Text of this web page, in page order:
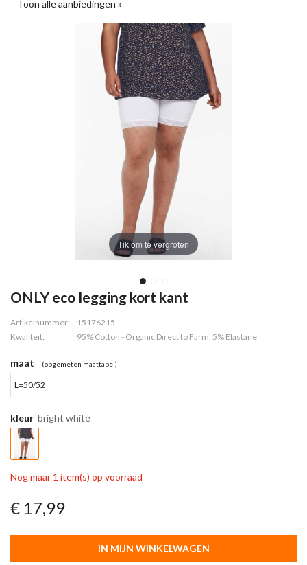
Toon alle aanbiedingen »
Tik om te vergroten
ONLY eco legging kort kant
Artikelnummer:
15176215
Kwaliteit:
95% Cotton - Organic Direct to Farm, 5% Elastane
maat (opgemeten maattabel)
L=50/52
kleur bright white
Nog maar 1 item(s) op voorraad
€ 17,99
IN MIJN WINKELWAGEN